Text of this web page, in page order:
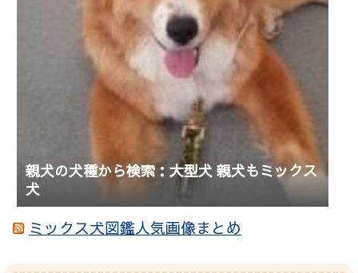
親犬の犬種から検索：大型犬 親犬もミックス
犬
ミックス犬図鑑人気画像まとめ